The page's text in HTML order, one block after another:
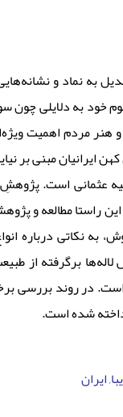
به نماد و
خود به دلایلی چون
مردم اهمیت
ایرانیان مبنی بر
عثمانی است.
راستا مطالعه و
به نکاتی درباره‌
برگرفته از
در روند بررسی
شده است.
ایران